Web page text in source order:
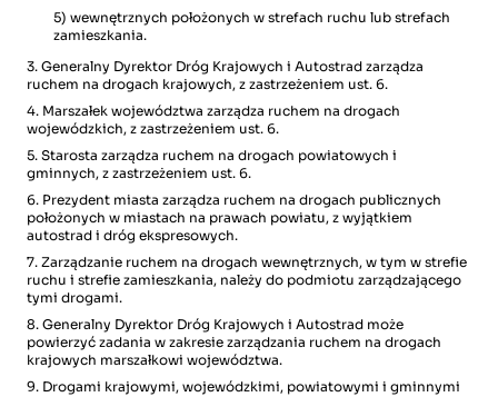
5) wewnętrznych położonych w strefach ruchu lub strefach
zamieszkania.
3. Generalny Dyrektor Dróg Krajowych i Autostrad zarządza
ruchem na drogach krajowych, z zastrzeżeniem ust. 6.
4. Marszałek województwa zarządza ruchem na drogach
wojewódzkich, z zastrzeżeniem ust. 6.
5. Starosta zarządza ruchem na drogach powiatowych i
gminnych, z zastrzeżeniem ust. 6.
6. Prezydent miasta zarządza ruchem na drogach publicznych
położonych w miastach na prawach powiatu, z wyjątkiem
autostrad i dróg ekspresowych.
7. Zarządzanie ruchem na drogach wewnętrznych, w tym w strefie
ruchu i strefie zamieszkania, należy do podmiotu zarządzającego
tymi drogami.
8. Generalny Dyrektor Dróg Krajowych i Autostrad może
powierzyć zadania w zakresie zarządzania ruchem na drogach
krajowych marszałkowi województwa.
9. Drogami krajowymi, wojewódzkimi, powiatowymi i gminnymi